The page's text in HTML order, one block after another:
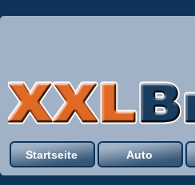
Startseite Auto